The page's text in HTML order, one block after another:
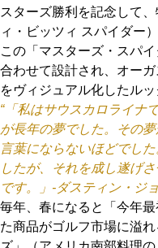
スターズ勝利を記念して
ィ・ビッツィ スパイダー
この「マスターズ・スパ
合わせて設計され、オー
をヴィジュアル化したルッ
“「私はサウスカロライナ
が長年の夢でした。その
言葉にならないほどでし
したが、それを成し遂げ
です。」-ダスティン・ジ
毎年、春になると「今年
た商品がゴルフ市場に溢
Golf News ゴルフニュー
REVIEWS 製品レビュー
DRIVERS ドライバー
FAIRWAY WOODS フ
HYBRIDS ハイブリッド
IRONS アイアン
WEDGES ウェッジ